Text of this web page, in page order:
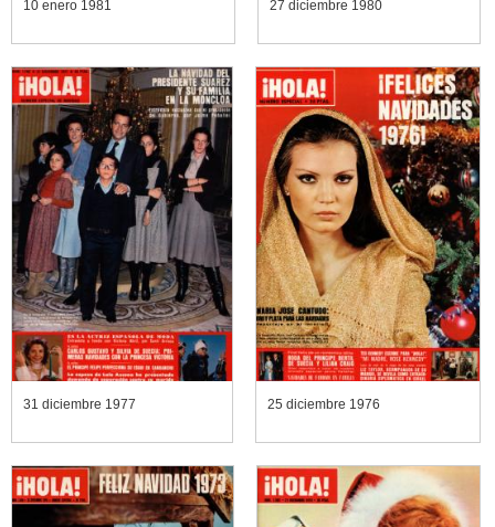
10 enero 1981 27 diciembre 1980
31 diciembre 1977 25 diciembre 1976